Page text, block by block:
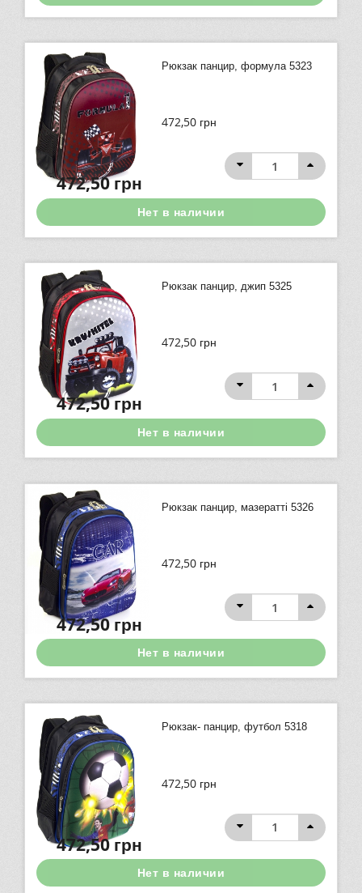
Рюкзак панцир, формула 5323
472,50 грн
472,50грн
Нет в наличии
Рюкзак панцир, джип 5325
472,50 грн
472,50грн
Нет в наличии
Рюкзак панцир, мазератті 5326
472,50 грн
472,50грн
Нет в наличии
Рюкзак- панцир, футбол 5318
472,50 грн
472,50грн
Нет в наличии